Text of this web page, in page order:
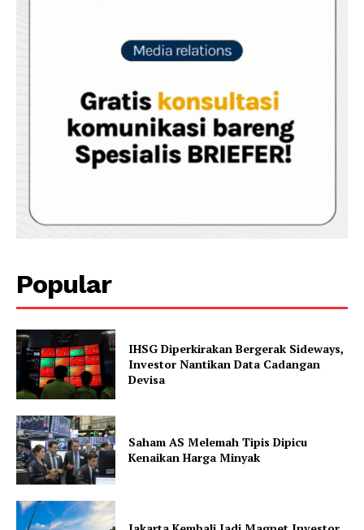
Popular
IHSG Diperkirakan Bergerak Sideways,
Investor Nantikan Data Cadangan
Devisa
Saham AS Melemah Tipis Dipicu
Kenaikan Harga Minyak